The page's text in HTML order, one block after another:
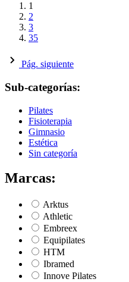
1
2
3
35
Pág. siguiente
Sub-categorías:
Pilates
Fisioterapia
Gimnasio
Estética
Sin categoría
Marcas:
Arktus
Athletic
Embreex
Equipilates
HTM
Ibramed
Innove Pilates